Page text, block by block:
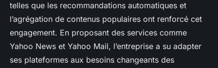
telles que les recommandations automatiques et
l’agrégation de contenus populaires ont renforcé cet
engagement. En proposant des services comme
Yahoo News et Yahoo Mail, l’entreprise a su adapter
ses plateformes aux besoins changeants des